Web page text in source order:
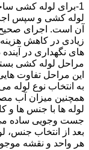
1-برای لوله کشی
لوله کشی و سپس
آن است. اجرای صحیح
زیادی در کاهش
های نگهداری در آینده
مراحل لوله کشی
این مراحل تفاوت
به انتخاب نوع لوله
همچنین میزان آب
لوله ها با جنس ها و
جست وجویی ساده می
بعد از انتخاب جنس،
هر واحد و نقشه